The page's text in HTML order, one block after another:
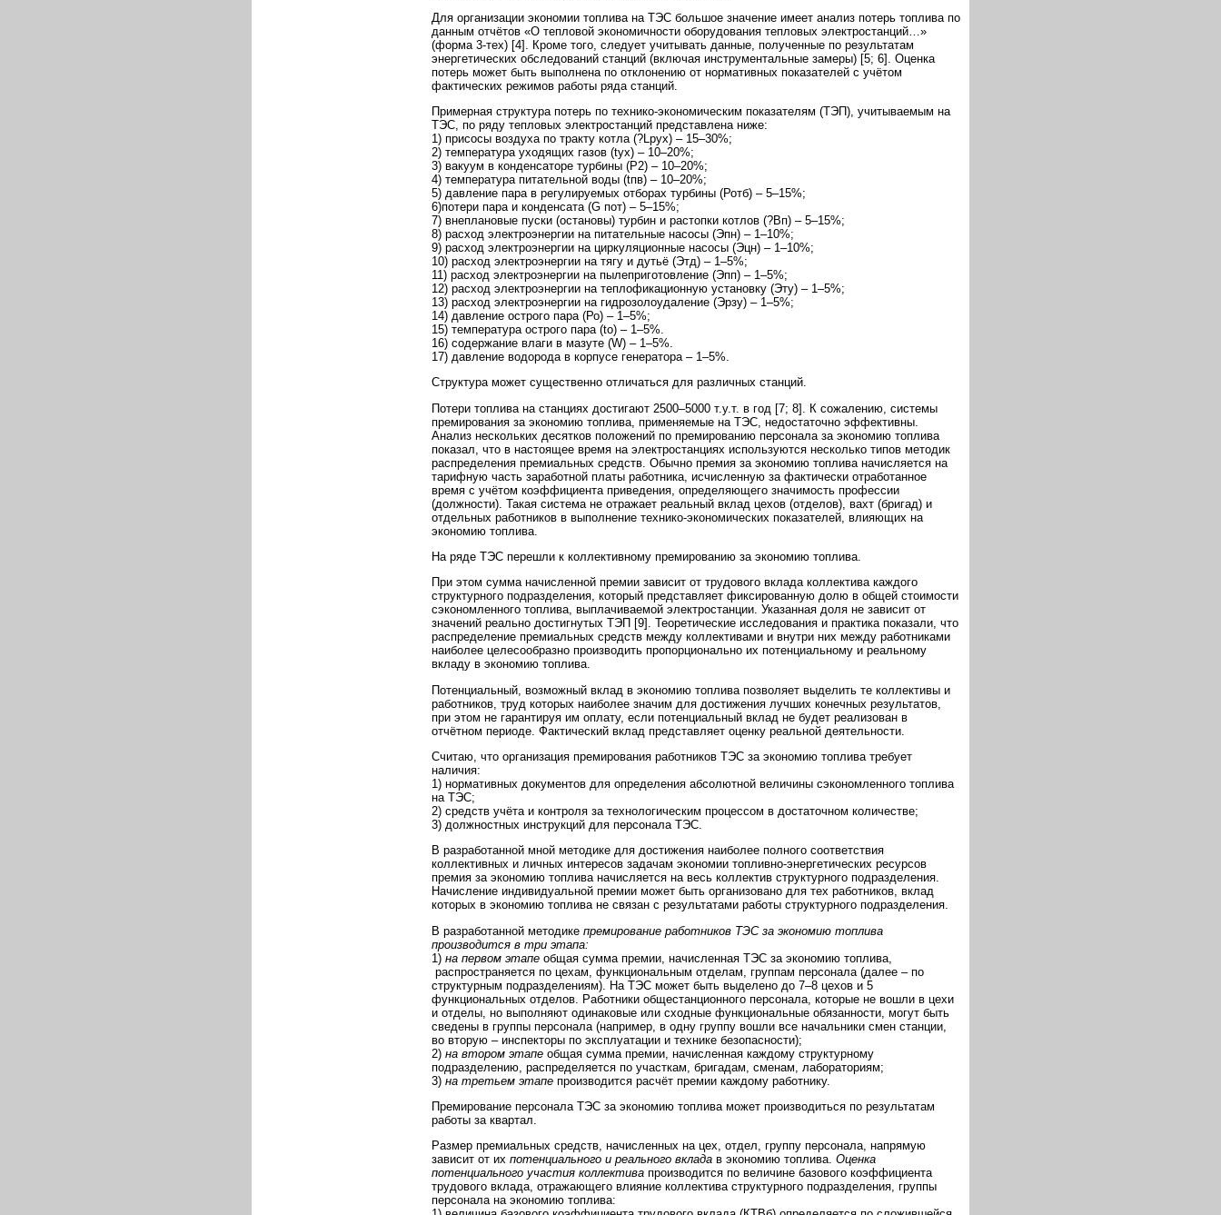
Для организации экономии топлива на ТЭС большое значение имеет анализ потерь топлива по
данным отчётов «О тепловой экономичности оборудования тепловых электростанций…»
(форма 3-тех) [4]. Кроме того, следует учитывать данные, полученные по результатам
энергетических обследований станций (включая инструментальные замеры) [5; 6]. Оценка
потерь может быть выполнена по отклонению от нормативных показателей с учётом
фактических режимов работы ряда станций.
Примерная структура потерь по технико-экономическим показателям (ТЭП), учитываемым на
ТЭС, по ряду тепловых электростанций представлена ниже:
1) присосы воздуха по тракту котла (?Lрух) – 15–30%;
2) температура уходящих газов (tух) – 10–20%;
3) вакуум в конденсаторе турбины (Р2) – 10–20%;
4) температура питательной воды (tпв) – 10–20%;
5) давление пара в регулируемых отборах турбины (Ротб) – 5–15%;
6)потери пара и конденсата (G пот) – 5–15%;
7) внеплановые пуски (остановы) турбин и растопки котлов (?Вп) – 5–15%;
8) расход электроэнергии на питательные насосы (Эпн) – 1–10%;
9) расход электроэнергии на циркуляционные насосы (Эцн) – 1–10%;
10) расход электроэнергии на тягу и дутьё (Этд) – 1–5%;
11) расход электроэнергии на пылеприготовление (Эпп) – 1–5%;
12) расход электроэнергии на теплофикационную установку (Эту) – 1–5%;
13) расход электроэнергии на гидрозолоудаление (Эрзу) – 1–5%;
14) давление острого пара (Ро) – 1–5%;
15) температура острого пара (tо) – 1–5%.
16) содержание влаги в мазуте (W) – 1–5%.
17) давление водорода в корпусе генератора – 1–5%.
Структура может существенно отличаться для различных станций.
Потери топлива на станциях достигают 2500–5000 т.у.т. в год [7; 8]. К сожалению, системы
премирования за экономию топлива, применяемые на ТЭС, недостаточно эффективны.
Анализ нескольких десятков положений по премированию персонала за экономию топлива
показал, что в настоящее время на электростанциях используются несколько типов методик
распределения премиальных средств. Обычно премия за экономию топлива начисляется на
тарифную часть заработной платы работника, исчисленную за фактически отработанное
время с учётом коэффициента приведения, определяющего значимость профессии
(должности). Такая система не отражает реальный вклад цехов (отделов), вахт (бригад) и
отдельных работников в выполнение технико-экономических показателей, влияющих на
экономию топлива.
На ряде ТЭС перешли к коллективному премированию за экономию топлива.
При этом сумма начисленной премии зависит от трудового вклада коллектива каждого
структурного подразделения, который представляет фиксированную долю в общей стоимости
сэкономленного топлива, выплачиваемой электростанции. Указанная доля не зависит от
значений реально достигнутых ТЭП [9]. Теоретические исследования и практика показали, что
распределение премиальных средств между коллективами и внутри них между работниками
наиболее целесообразно производить пропорционально их потенциальному и реальному
вкладу в экономию топлива.
Потенциальный, возможный вклад в экономию топлива позволяет выделить те коллективы и
работников, труд которых наиболее значим для достижения лучших конечных результатов,
при этом не гарантируя им оплату, если потенциальный вклад не будет реализован в
отчётном периоде. Фактический вклад представляет оценку реальной деятельности.
Считаю, что организация премирования работников ТЭС за экономию топлива требует
наличия:
1) нормативных документов для определения абсолютной величины сэкономленного топлива
на ТЭС;
2) средств учёта и контроля за технологическим процессом в достаточном количестве;
3) должностных инструкций для персонала ТЭС.
В разработанной мной методике для достижения наиболее полного соответствия
коллективных и личных интересов задачам экономии топливно-энергетических ресурсов
премия за экономию топлива начисляется на весь коллектив структурного подразделения.
Начисление индивидуальной премии может быть организовано для тех работников, вклад
которых в экономию топлива не связан с результатами работы структурного подразделения.
В разработанной методике премирование работников ТЭС за экономию топлива
производится в три этапа:
1) на первом этапе общая сумма премии, начисленная ТЭС за экономию топлива,
распространяется по цехам, функциональным отделам, группам персонала (далее – по
структурным подразделениям). На ТЭС может быть выделено до 7–8 цехов и 5
функциональных отделов. Работники общестанционного персонала, которые не вошли в цехи
и отделы, но выполняют одинаковые или сходные функциональные обязанности, могут быть
сведены в группы персонала (например, в одну группу вошли все начальники смен станции,
во вторую – инспекторы по эксплуатации и технике безопасности);
2) на втором этапе общая сумма премии, начисленная каждому структурному
подразделению, распределяется по участкам, бригадам, сменам, лабораториям;
3) на третьем этапе производится расчёт премии каждому работнику.
Премирование персонала ТЭС за экономию топлива может производиться по результатам
работы за квартал.
Размер премиальных средств, начисленных на цех, отдел, группу персонала, напрямую
зависит от их потенциального и реального вклада в экономию топлива. Оценка
потенциального участия коллектива производится по величине базового коэффициента
трудового вклада, отражающего влияние коллектива структурного подразделения, группы
персонала на экономию топлива: